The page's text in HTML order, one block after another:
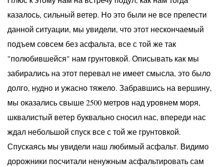
казалось, сильный ветер. Но это были не все прелести
данной ситуации, мы увидели, что этот нескончаемый
подъем совсем без асфальта, все с той же так
"полюбившейся" нам грунтовкой. Описывать как мы
забирались на этот перевал не имеет смысла, это было
долго, нудно и ужасно тяжело. Забравшись на вершину,
мы оказались свыше 2500 метров над уровнем моря,
шквалистый ветер буквально сносил нас, впереди нас
ждал небольшой спуск все с той же грунтовкой.
Спускаясь мы увидели наш любимый асфальт. Видимо
дорожники посчитали ненужным асфальтировать сам